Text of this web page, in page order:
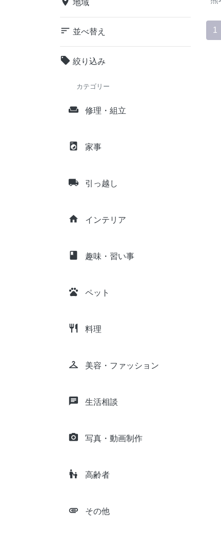
地域
sort 並べ替え
local_offer 絞り込み
カテゴリー
weekend 修理・組立
local_laundry_service 家事
local_shipping 引っ越し
home インテリア
class 趣味・習い事
pets ペット
restaurant 料理
checkroom 美容・ファッション
chat 生活相談
camera_alt 写真・動画制作
escalator_warning 高齢者
attachment その他
1